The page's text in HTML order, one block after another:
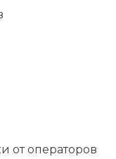
от операторов